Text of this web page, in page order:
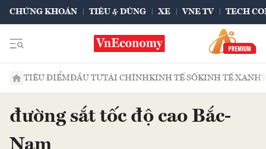
CHỨNG KHOÁN TIÊU & DÙNG XE VNE TV TECH
TIÊU ĐIỂMĐẦU TƯTÀI CHÍNHKINH TẾ SỐKINH TẾ XANH
đường sắt tốc độ cao Bắc-